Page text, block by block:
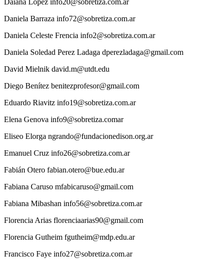
Daniela Barraza info72@sobretiza.com.ar
Daniela Celeste Frencia info2@sobretiza.com.ar
Daniela Soledad Perez Ladaga dperezladaga@gmail.com
David Mielnik david.m@utdt.edu
Diego Benítez benitezprofesor@gmail.com
Eduardo Riavitz info19@sobretiza.com.ar
Elena Genova info9@sobretiza.comar
Eliseo Elorga ngrando@fundacionedison.org.ar
Emanuel Cruz info26@sobretiza.com.ar
Fabián Otero fabian.otero@bue.edu.ar
Fabiana Caruso mfabicaruso@gmail.com
Fabiana Mibashan info56@sobretiza.com.ar
Florencia Arias florenciaarias90@gmail.com
Florencia Gutheim fgutheim@mdp.edu.ar
Francisco Faye info27@sobretiza.com.ar